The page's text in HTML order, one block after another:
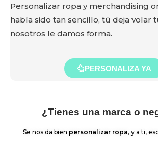
Personalizar ropa y merchandising
había sido tan sencillo, tú deja volar
nosotros le damos forma.
PERSONALIZA YA
¿Tienes una marca o
Se nos da bien personalizar ropa, y a ti,